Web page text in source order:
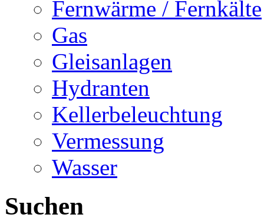
Fernwärme / Fernkälte
Gas
Gleisanlagen
Hydranten
Kellerbeleuchtung
Vermessung
Wasser
Suchen